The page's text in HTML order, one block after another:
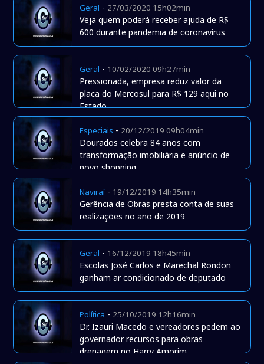
Geral - 27/03/2020 15h02min
Veja quem poderá receber ajuda de R$
600 durante pandemia de coronavírus
Geral - 10/02/2020 09h27min
Pressionada, empresa reduz valor da
placa do Mercosul para R$ 129 aqui no
Estado
Especiais - 20/12/2019 09h04min
Dourados celebra 84 anos com
transformação imobiliária e anúncio de
novo shopping
Naviraí- 19/12/2019 14h35min
Gerência de Obras presta conta de suas
realizações no ano de 2019
Geral - 16/12/2019 18h45min
Escolas José Carlos e Marechal Rondon
ganham ar condicionado de deputado
Política - 25/10/2019 12h16min
Dr. Izauri Macedo e vereadores pedem ao
governador recursos para obras
drenagem no Harry Amorim